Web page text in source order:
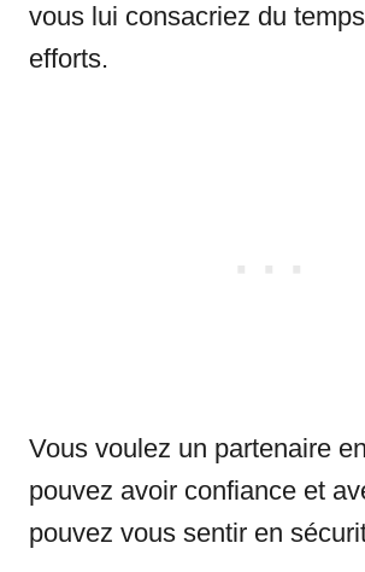
vous lui consacriez du
efforts.
Vous voulez un partenaire
pouvez avoir confiance et
pouvez vous sentir en